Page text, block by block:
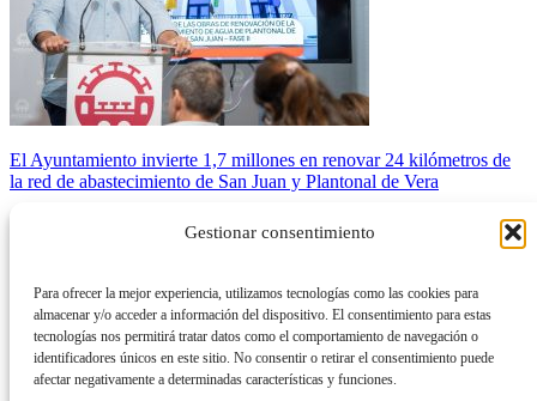
Gestionar consentimiento
Para ofrecer la mejor experiencia, utilizamos tecnologías como las cookies para
almacenar y/o acceder a información del dispositivo. El consentimiento para estas
tecnologías nos permitirá tratar datos como el comportamiento de navegación o
identificadores únicos en este sitio. No consentir o retirar el consentimiento puede
afectar negativamente a determinadas características y funciones.
El Ayuntamiento invierte 1,7 millones en renovar 24 kilómetros de
la red de abastecimiento de San Juan y Plantonal de Vera
Agenda de eventos
Noticias
Todas las delegaciones
Accesibilidad Universal e Inclusión
Administración y Hacienda